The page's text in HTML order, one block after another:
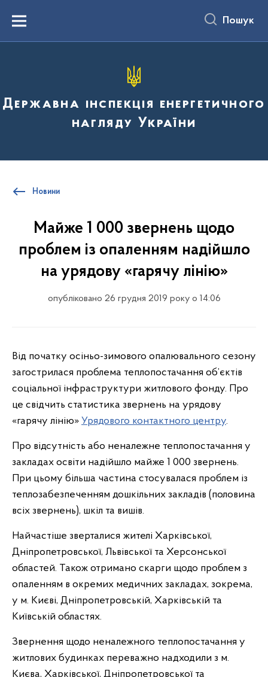
вмістуMenu Пошук
Державна інспекція енергетичного
нагляду України
Новини
Майже 1 000 звернень щодо
проблем із опаленням надійшло
на урядову «гарячу лінію»
опубліковано 26 грудня 2019 року о 14:06
Від початку осіньо-зимового опалювального сезону
загострилася проблема теплопостачання об’єктів
соціальної інфраструктури житлового фонду. Про
це свідчить статистика звернень на урядову
«гарячу лінію» Урядового контактного центру.
Про відсутність або неналежне теплопостачання у
закладах освіти надійшло майже 1 000 звернень.
При цьому більша частина стосувалася проблем із
теплозабезпеченням дошкільних закладів (половина
всіх звернень), шкіл та вишів.
Найчастіше зверталися жителі Харківської,
Дніпропетровської, Львівської та Херсонської
областей. Також отримано скарги щодо проблем з
опаленням в окремих медичних закладах, зокрема,
у м. Києві, Дніпропетровській, Харківській та
Київській областях.
Звернення щодо неналежного теплопостачання у
житлових будинках переважно надходили з м.
Києва, Харківської, Дніпропетровської та